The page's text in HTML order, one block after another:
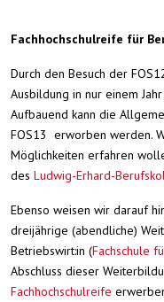
Fachhochschulreife für
Durch den Besuch der
Ausbildung in nur einem
Aufbauend kann die
FOS13 erworben werden.
Möglichkeiten erfahren
des Ludwig-Erhard-
Ebenso weisen wir darauf
dreijährige (abendliche)
Betriebswirt:in (Fachschule
Abschluss dieser
Fachhochschulreife